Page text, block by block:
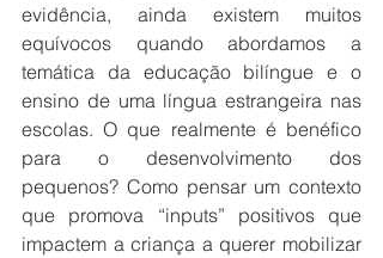
evidência, ainda existem muitos
equívocos quando abordamos a
temática da educação bilíngue e o
ensino de uma língua estrangeira nas
escolas. O que realmente é benéfico
para o desenvolvimento dos
pequenos? Como pensar um contexto
que promova “inputs” positivos que
impactem a criança a querer mobilizar